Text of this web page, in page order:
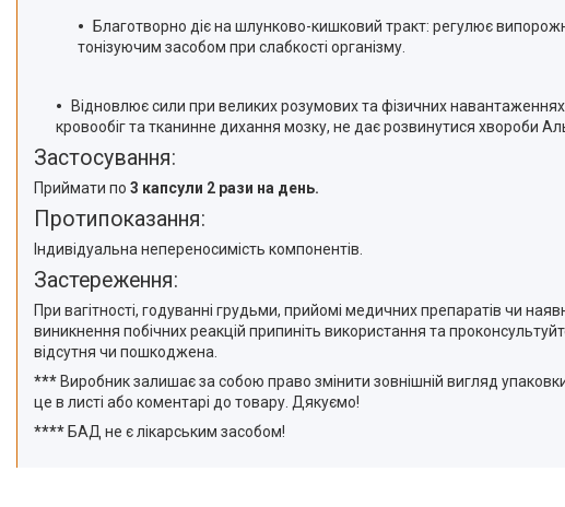
Благотворно діє на шлунково-кишковий тракт: регулює
тонізуючим засобом при слабкості організму.
Відновлює сили при великих розумових та фізичних
кровообіг та тканинне дихання мозку, не дає розвинутися хвороби
Застосування:
Приймати по 3 капсули 2 рази на день.
Протипоказання:
Індивідуальна непереносимість компонентів.
Застереження:
При вагітності, годуванні грудьми, прийомі медичних препаратів чи
виникнення побічних реакцій припиніть використання та
відсутня чи пошкоджена.
*** Виробник залишає за собою право змінити зовнішній вигляд
це в листі або коментарі до товару. Дякуємо!
**** БАД не є лікарським засобом!